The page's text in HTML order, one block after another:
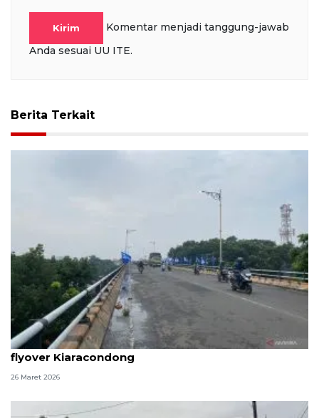
Kirim
Komentar menjadi tanggung-jawab
Anda sesuai UU ITE.
Berita Terkait
Polrestabes Bandung gagalkan aksi bunuh diri di
flyover Kiaracondong
26 Maret 2026